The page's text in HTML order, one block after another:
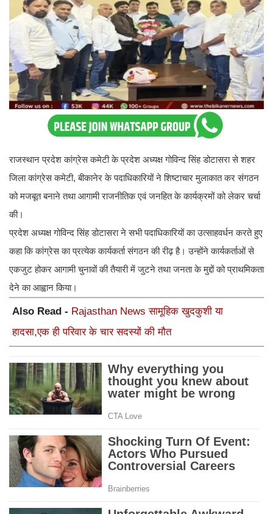
राजस्थान प्रदेश कांग्रेस कमेटी के प्रदेश अध्यक्ष गोविन्द सिंह डोटासरा से
कर संगठन को मजबूत बनाने तथा आगामी राजनीतिक एवं जनहित के
कार्यक्रमों को लेकर चर्चा की।
प्रदेश अध्यक्ष गोविन्द सिंह डोटासरा ने सभी पदाधिकारियों का उत्साहवर्धन
करते हुए कहा कि कांग्रेस का प्रत्येक कार्यकर्ता संगठन की रीढ़ है।
जनता के मुद्दों को प्राथमिकता देने का आह्वान किया।
Also Read -
Rajasthan News सामूहिक खुदकुशी या
हादसा,एक ही परिवार के चार सदस्यों की मौत